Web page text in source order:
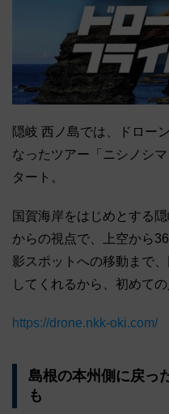
隠岐 西ノ島では、ドロー
なったツアー「ニシノシ
タート。
国賀海岸をはじめとする
からの視点で、上空から
影スポットへの移動まで
してくれるから、初めての
https://drone.nkk-oki.com/
島根の本州側に戻っ
も